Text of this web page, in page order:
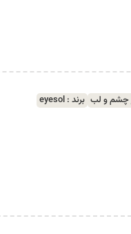
چشم و لب برند : eyesol